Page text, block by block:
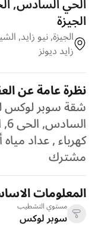
الجيزة
زايد ديونز
نظرة عامة عن
شقة سوبر لوكس
كهرباء , عداد
مشترك
المعلومات
مستوي التشطيب
سوبر لوكس